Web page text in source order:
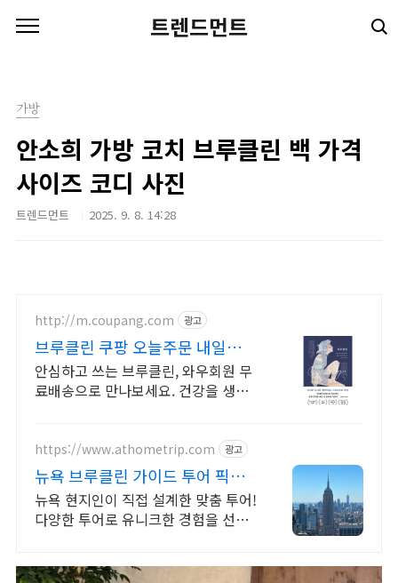
트렌드먼트
가방
안소희 가방 코치 브루클린 백 가격
사이즈 코디 사진
트렌드먼트 2025. 9. 8. 14:28
http://m.coupang.com 광고
브루클린 쿠팡 오늘주문 내일도착
로켓배송
안심하고 쓰는 브루클린, 와우회원 무
료배송으로 만나보세요. 건강을 생각
https://www.athometrip.com 광고
뉴욕 브루클린 가이드 투어 픽패
스로 더 합리적으로
뉴욕 현지인이 직접 설계한 맞춤 투어!
다양한 투어로 유니크한 경험을 선사